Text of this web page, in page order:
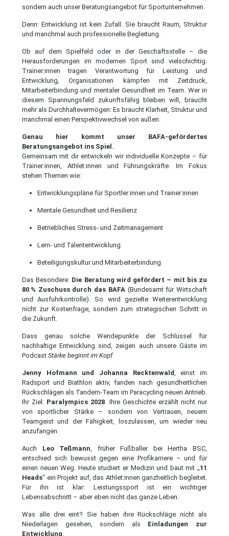
sondern auch unser Beratungsangebot für Sportunternehmen.
Denn: Entwicklung ist kein Zufall. Sie braucht Raum, Struktur
und manchmal auch professionelle Begleitung.
Ob auf dem Spielfeld oder in der Geschäftsstelle – die
Herausforderungen im modernen Sport sind vielschichtig.
Trainer:innen tragen Verantwortung für Leistung und
Entwicklung, Organisationen kämpfen mit Zeitdruck,
Mitarbeiterbindung und mentaler Gesundheit im Team. Wer in
diesem Spannungsfeld zukunftsfähig bleiben will, braucht
mehr als Durchhaltevermögen: Es braucht Klarheit, Struktur und
manchmal einen Perspektivwechsel von außen.
Genau hier kommt unser BAFA-gefördertes
Beratungsangebot ins Spiel.
Gemeinsam mit dir entwickeln wir individuelle Konzepte – für
Trainer:innen, Athlet:innen und Führungskräfte. Im Fokus
stehen Themen wie:
Entwicklungspläne für Sportler:innen und Trainer:innen
Mentale Gesundheit und Resilienz
Betriebliches Stress- und Zeitmanagement
Lern- und Talententwicklung
Beteiligungskultur und Mitarbeiterbindung
Das Besondere: Die Beratung wird gefördert – mit bis zu
80 % Zuschuss durch das BAFA(Bundesamt für Wirtschaft
und Ausfuhrkontrolle). So wird gezielte Weiterentwicklung
nicht zur Kostenfrage, sondern zum strategischen Schritt in
die Zukunft.
Dass genau solche Wendepunkte der Schlüssel für
nachhaltige Entwicklung sind, zeigen auch unsere Gäste im
Podcast Stärke beginnt im Kopf
Jenny Hofmann und Johanna Recktenwald , einst im
Radsport und Biathlon aktiv, fanden nach gesundheitlichen
Rückschlägen als Tandem-Team im Paracycling neuen Antrieb.
Ihr Ziel: Paralympics 2028 . Ihre Geschichte erzählt nicht nur
von sportlicher Stärke – sondern von Vertrauen, neuem
Teamgeist und der Fähigkeit, loszulassen, um wieder neu
anzufangen.
Auch Leo Teßmann , früher Fußballer bei Hertha BSC,
entschied sich bewusst gegen eine Profikarriere – und für
einen neuen Weg. Heute studiert er Medizin und baut mit „11
Heads“ ein Projekt auf, das Athlet:innen ganzheitlich begleitet.
Für ihn ist klar: Leistungssport ist ein wichtiger
Lebensabschnitt – aber eben nicht das ganze Leben.
Was alle drei eint? Sie haben ihre Rückschläge nicht als
Niederlagen gesehen, sondern als Einladungen zur
Entwicklung